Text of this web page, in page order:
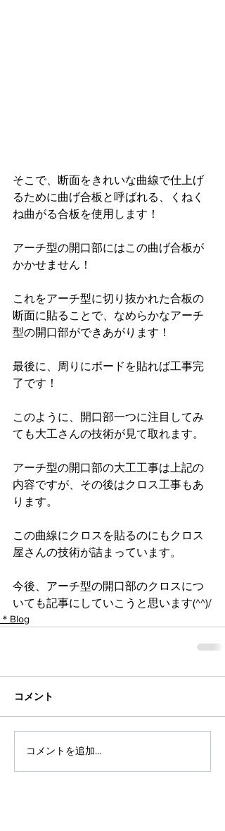
そこで、断面をきれいな曲線で仕上げ
るために曲げ合板と呼ばれる、くねく
ね曲がる合板を使用します！
アーチ型の開口部にはこの曲げ合板が
かかせません！
これをアーチ型に切り抜かれた合板の
断面に貼ることで、なめらかなアーチ
型の開口部ができあがります！
最後に、周りにボードを貼れば工事完
了です！
このように、開口部一つに注目してみ
ても大工さんの技術が見て取れます。
アーチ型の開口部の大工工事は上記の
内容ですが、その後はクロス工事もあ
ります。
この曲線にクロスを貼るのにもクロス
屋さんの技術が詰まっています。
今後、アーチ型の開口部のクロスにつ
いても記事にしていこうと思います(^^)/
＊Blog
コメント
コメントを追加…